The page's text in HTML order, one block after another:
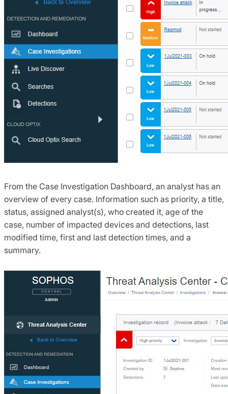
From the Case Investigation Dashboard, an analyst has an
overview of every case. Information such as priority, a title,
status, assigned analyst(s), who created it, age of the
case, number of impacted devices and detections, last
modified time, first and last detection times, and a
summary.